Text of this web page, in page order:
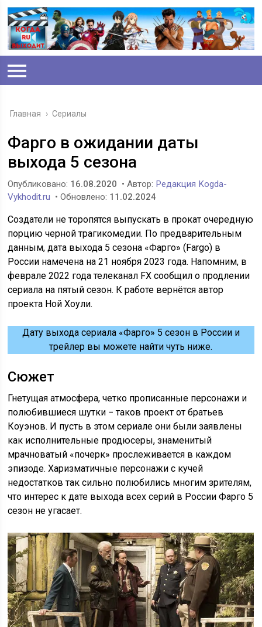
Главная › Сериалы
Фарго в ожидании даты
выхода 5 сезона
Опубликовано: 16.08.2020 • Автор: Редакция Kogda-
Vykhodit.ru • Обновлено: 11.02.2024
Создатели не торопятся выпускать в прокат очередную
порцию черной трагикомедии. По предварительным
данным, дата выхода 5 сезона «Фарго» (Fargo) в
России намечена на 21 ноября 2023 года. Напомним, в
феврале 2022 года телеканал FX сообщил о продлении
сериала на пятый сезон. К работе вернётся автор
проекта Ной Хоули.
Дату выхода сериала «Фарго» 5 сезон в России и
трейлер вы можете найти чуть ниже.
Сюжет
Гнетущая атмосфера, четко прописанные персонажи и
полюбившиеся шутки − таков проект от братьев
Коуэнов. И пусть в этом сериале они были заявлены
как исполнительные продюсеры, знаменитый
мрачноватый «почерк» прослеживается в каждом
эпизоде. Харизматичные персонажи с кучей
недостатков так сильно полюбились многим зрителям,
что интерес к дате выхода всех серий в России Фарго 5
сезон не угасает.